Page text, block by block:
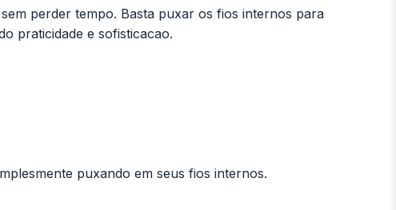
perder tempo. Basta puxar os fios internos para
praticidade e sofisticacao.
puxando em seus fios internos.